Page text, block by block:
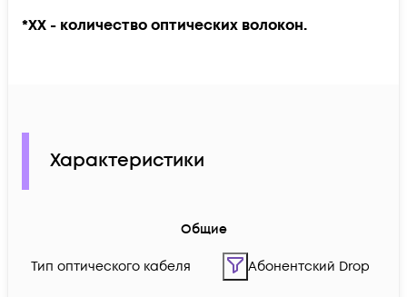
*ХХ - количество оптических волокон.
Характеристики
Общие
Тип оптического кабеля Абонентский Drop